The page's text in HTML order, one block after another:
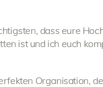
dass eure
ist und ich euch
Organisation,